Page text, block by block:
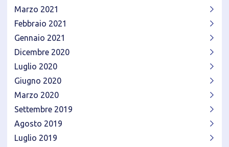
Marzo 2021
Febbraio 2021
Gennaio 2021
Dicembre 2020
Luglio 2020
Giugno 2020
Marzo 2020
Settembre 2019
Agosto 2019
Luglio 2019